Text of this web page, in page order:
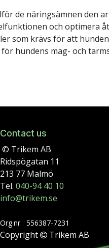
de näringsämnen den
och optimera
som krävs för att
hundens mag- och
Contact us
© Trikem AB
Ridspögatan 11
213 77 Malmö
Tel. 040-94 40 10
info@trikem.se
Org.nr 556387-7231
Copyright Trikem AB